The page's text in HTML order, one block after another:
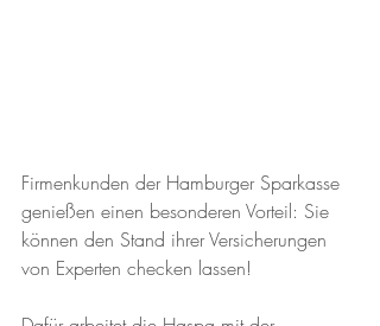
Firmenkunden der Hamburger Sparkasse
genießen einen besonderen Vorteil: Sie
können den Stand ihrer Versicherungen
von Experten checken lassen!